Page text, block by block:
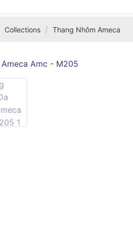
Collections / Thang Nhôm Ameca